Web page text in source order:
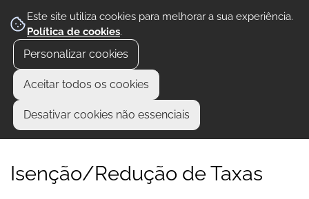
Este site utiliza cookies para melhorar a sua experiência.
Política de cookies.
Personalizar cookies
Aceitar todos os cookies
Desativar cookies não essenciais
Isenção/Redução de Taxas